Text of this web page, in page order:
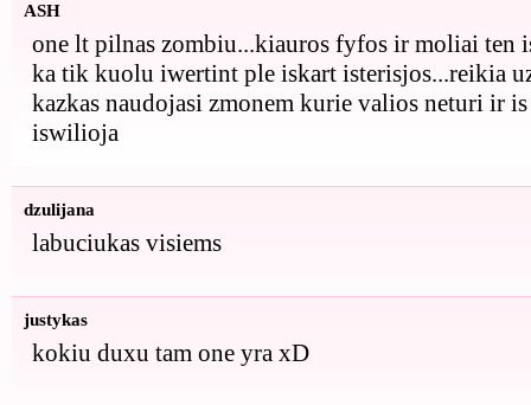
ASH
one lt pilnas zombiu...kiauros fyfos ir moliai ten
ka tik kuolu iwertint ple iskart isterisjos...reikia
kazkas naudojasi zmonem kurie valios neturi ir
iswilioja
dzulijana
labuciukas visiems
justykas
kokiu duxu tam one yra xD